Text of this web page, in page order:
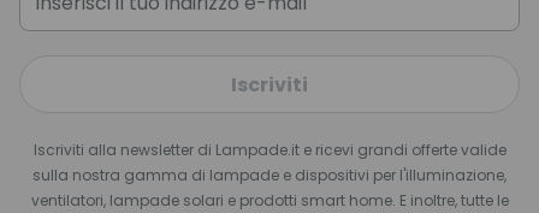
Iscriviti
Iscriviti alla newsletter di Lampade.it e ricevi grandi offerte valide
sulla nostra gamma di lampade e dispositivi per l'illuminazione,
ventilatori, lampade solari e prodotti smart home. E inoltre, tutte le